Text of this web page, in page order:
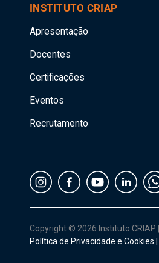
INSTITUTO CRIAP
Apresentação
Docentes
Certificações
Eventos
Recrutamento
Copyright © 2026 Instituto CRIAP
Política de Privacidade e Cookies